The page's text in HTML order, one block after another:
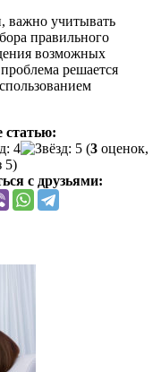
важно учитывать
правильного
возможных
решается
статью:
(3оценок,
5)
с друзьями: